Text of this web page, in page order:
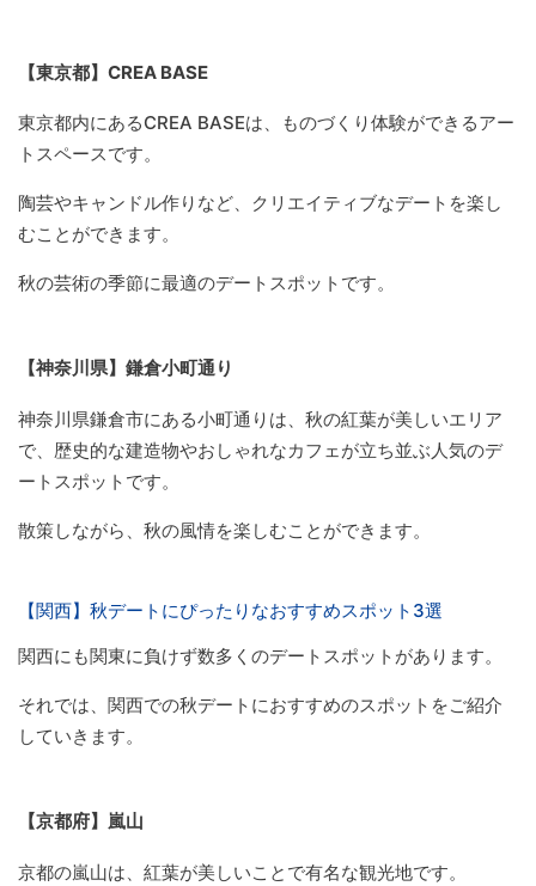
【東京都】CREA BASE
東京都内にあるCREA BASEは、ものづくり体験ができるアー
トスペースです。
陶芸やキャンドル作りなど、クリエイティブなデートを楽し
むことができます。
秋の芸術の季節に最適のデートスポットです。
【神奈川県】鎌倉小町通り
神奈川県鎌倉市にある小町通りは、秋の紅葉が美しいエリア
で、歴史的な建造物やおしゃれなカフェが立ち並ぶ人気のデ
ートスポットです。
散策しながら、秋の風情を楽しむことができます。
【関西】秋デートにぴったりなおすすめスポット3選
関西にも関東に負けず数多くのデートスポットがあります。
それでは、関西での秋デートにおすすめのスポットをご紹介
していきます。
【京都府】嵐山
京都の嵐山は、紅葉が美しいことで有名な観光地です。